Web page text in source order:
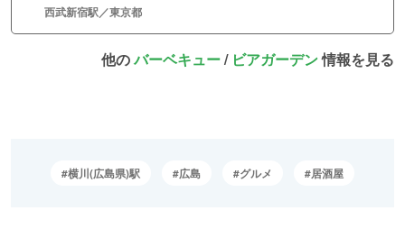
西武新宿駅／東京都
他のバーベキュー/ ビアガーデン情報を見る
横川(広島県)駅 広島 グルメ 居酒屋